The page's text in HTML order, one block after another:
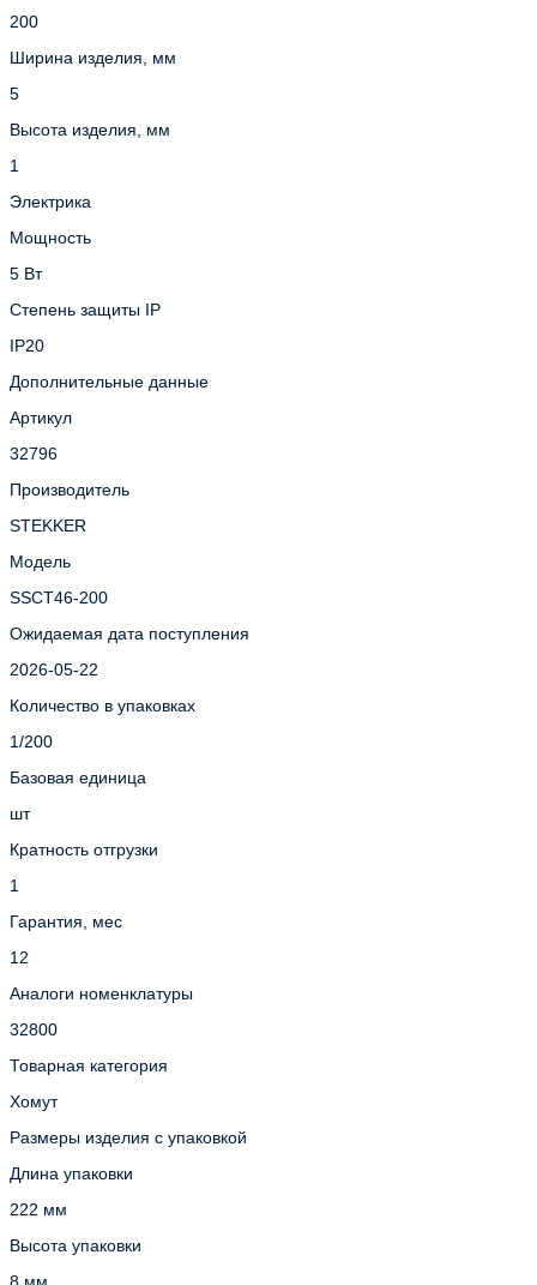
200
Ширина изделия, мм
5
Высота изделия, мм
1
Электрика
Мощность
5 Вт
Степень защиты IP
IP20
Дополнительные данные
Артикул
32796
Производитель
STEKKER
Модель
SSCT46-200
Ожидаемая дата поступления
2026-05-22
Количество в упаковках
1/200
Базовая единица
шт
Кратность отгрузки
1
Гарантия, мес
12
Аналоги номенклатуры
32800
Товарная категория
Хомут
Размеры изделия с упаковкой
Длина упаковки
222 мм
Высота упаковки